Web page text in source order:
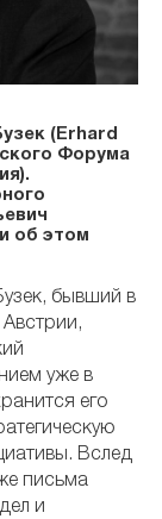
(Erhard
Форума
об этом
бывший в
Австрии,
уже в
его
Вслед
письма
и